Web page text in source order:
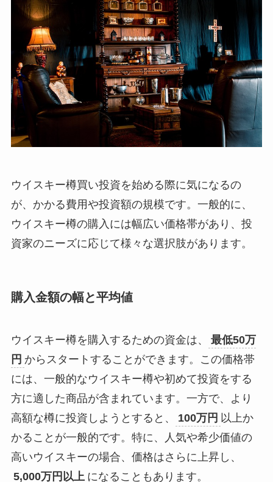
ウイスキー樽買い投資を始める際に気になるの
が、かかる費用や投資額の規模です。一般的に、
ウイスキー樽の購入には幅広い価格帯があり、投
資家のニーズに応じて様々な選択肢があります。
購入金額の幅と平均値
ウイスキー樽を購入するための資金は、
最低50万
円 からスタートすることができます。この価格帯
には、一般的なウイスキー樽や初めて投資をする
方に適した商品が含まれています。一方で、より
高額な樽に投資しようとすると、
100万円 以上か
かることが一般的です。特に、人気や希少価値の
高いウイスキーの場合、価格はさらに上昇し、
5,000万円以上 になることもあります。